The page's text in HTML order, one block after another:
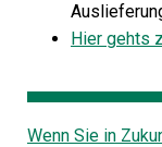
Hier gehts
Wenn Sie in